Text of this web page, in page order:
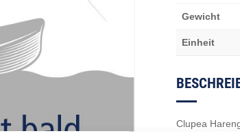
Gewicht
Einheit
Clupea